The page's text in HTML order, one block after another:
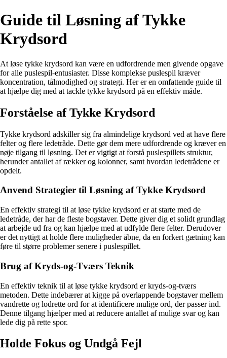
Guide til Løsning af Tykke
Krydsord
At løse tykke krydsord kan være en udfordrende men givende opgave
for alle puslespil-entusiaster. Disse komplekse puslespil kræver
koncentration, tålmodighed og strategi. Her er en omfattende guide til
at hjælpe dig med at tackle tykke krydsord på en effektiv måde.
Forståelse af Tykke Krydsord
Tykke krydsord adskiller sig fra almindelige krydsord ved at have flere
felter og flere ledetråde. Dette gør dem mere udfordrende og kræver en
nøje tilgang til løsning. Det er vigtigt at forstå puslespillets struktur,
herunder antallet af rækker og kolonner, samt hvordan ledetrådene er
opdelt.
Anvend Strategier til Løsning af Tykke Krydsord
En effektiv strategi til at løse tykke krydsord er at starte med de
ledetråde, der har de fleste bogstaver. Dette giver dig et solidt grundlag
at arbejde ud fra og kan hjælpe med at udfylde flere felter. Derudover
er det nyttigt at holde flere muligheder åbne, da en forkert gætning kan
føre til større problemer senere i puslespillet.
Brug af Kryds-og-Tværs Teknik
En effektiv teknik til at løse tykke krydsord er kryds-og-tværs
metoden. Dette indebærer at kigge på overlappende bogstaver mellem
vandrette og lodrette ord for at identificere mulige ord, der passer ind.
Denne tilgang hjælper med at reducere antallet af mulige svar og kan
lede dig på rette spor.
Holde Fokus og Undgå Fejl